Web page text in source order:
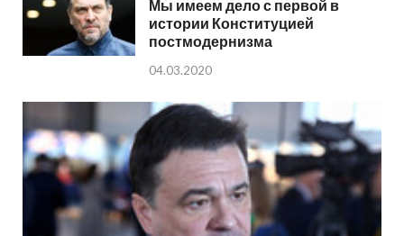
Мы имеем дело с первой в
истории Конституцией
постмодернизма
04.03.2020